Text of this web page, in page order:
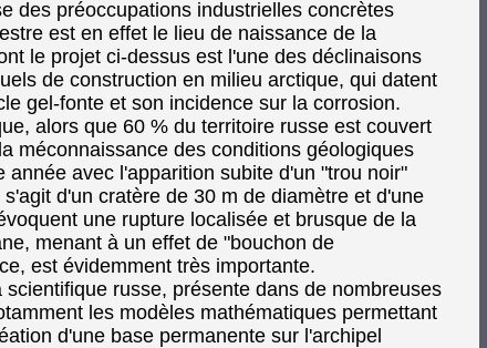
des préoccupations industrielles concrètes
est en effet le lieu de naissance de la
le projet ci-dessus est l'une des déclinaisons
de construction en milieu arctique, qui datent
gel-fonte et son incidence sur la corrosion.
alors que 60 % du territoire russe est couvert
méconnaissance des conditions géologiques
avec l'apparition subite d'un "trou noir"
d'un cratère de 30 m de diamètre et d'une
une rupture localisée et brusque de la
menant à un effet de "bouchon de
est évidemment très importante.
russe, présente dans de nombreuses
les modèles mathématiques permettant
d'une base permanente sur l'archipel